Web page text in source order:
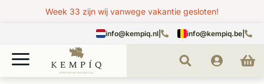
Week 33 zijn wij vanwege vakantie gesloten!
info@kempiq.nl info@kempiq.be